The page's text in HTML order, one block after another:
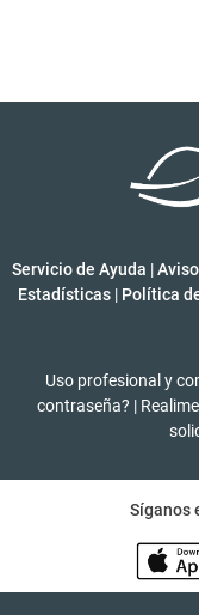
Servicio de Ayuda |
Estadísticas | Política
Uso profesional y
contraseña? |
Síganos